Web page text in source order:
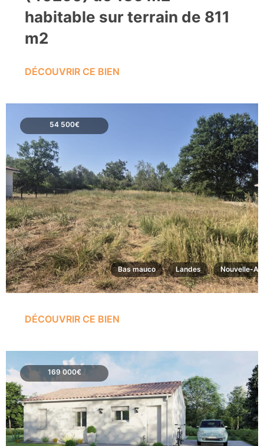
habitable sur terrain de 811
m2
DÉCOUVRIR CE BIEN
54 500€
Bas mauco Landes Nouvelle-
DÉCOUVRIR CE BIEN
169 000€